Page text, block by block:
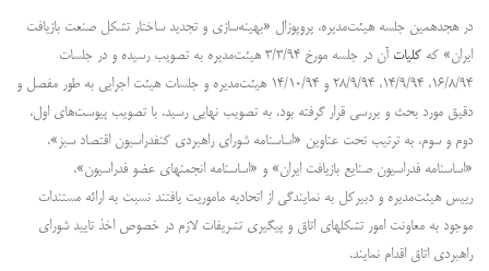
در هجدهمین جلسه هیئت‌مدیره، پروپوزال «بهینه‌سازی و تجدید ساختار تشکل صنعت بازیافت
ایران» که کلیات
آن در جلسه مورخ ۳/۳/۹۴ هیئت‌مدیره به تصویب رسیده و در جلسات
۱۶/۸/۹۴، ۱۴/۹/۹۴، ۲۸/۹/۹۴ و ۱۴/۱۰/۹۴ هیئت‌مدیره و جلسات هیئت اجرایی به طور مفصل و
دقیق مورد بحث و بررسی قرار گرفته بود، به تصویب نهایی رسید. با تصویب پیوست‌های اول،
دوم و سوم، به ترتیب تحت عناوین «اساسنامه شورای راهبردی کنفدراسیون اقتصاد سبز»،
«اساسنامه فدراسیون صنایع بازیافت ایران» و «اساسنامه انجمنهای عضو فدراسیون»،
رییس هیئت‌مدیره و دبیرکل به نمایندگی از اتحادیه ماموریت یافتند نسبت به ارائه مستندات
موجود به معاونت امور تشکلهای اتاق و پیگیری تشریفات لازم در خصوص اخذ تایید شورای
راهبردی اتاق اقدام نمایند.